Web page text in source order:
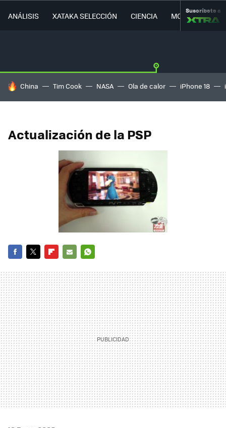
ANÁLISIS XATAKA SELECCIÓN CIENCIA MOVILIDAD
Suscríbete a
HOY SE HABLA DE
China Tim Cook NASA Ola de calor iPhone 18
Actualización de la PSP
MAIL